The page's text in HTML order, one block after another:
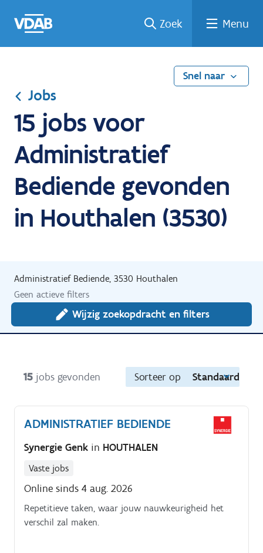
naar
een
een
job
naar
Zoek Menu
Snel naar
Jobs
15 jobs voor
Administratief
Bediende gevonden
in Houthalen (3530)
Administratief Bediende, 3530 Houthalen
Geen actieve filters
Wijzig zoekopdracht en filters
15 jobs gevonden Sorteer op Standaard
ADMINISTRATIEF BEDIENDE
Synergie Genk in HOUTHALEN
Vaste jobs
Online sinds 4 aug. 2026
Repetitieve taken, waar jouw nauwkeurigheid het
verschil zal maken.